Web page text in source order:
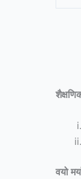
वयो